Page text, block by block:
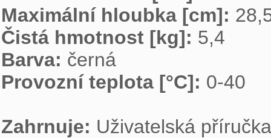
Maximální hloubka [cm]:
Čistá hmotnost [kg]:
Barva:
Provozní teplota [°C]: 0-40
Zahrnuje: Uživatelská